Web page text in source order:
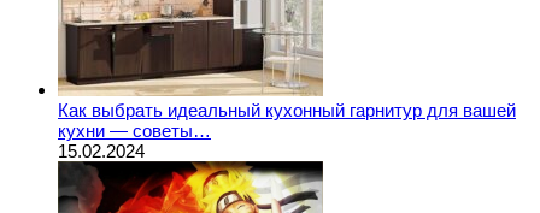
Как выбрать идеальный кухонный гарнитур для вашей
кухни — советы…
15.02.2024